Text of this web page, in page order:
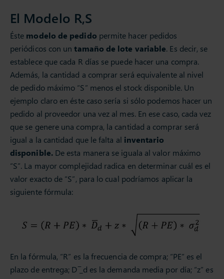
El Modelo R,S
Éste modelo de pedido permite hacer pedidos
periódicos con untamaño de lote variable. Es decir, se
establece que cada R días se puede hacer una compra.
Además, la cantidad a comprar será equivalente al nivel
de pedido máximo “S” menos el stock disponible. Un
ejemplo claro en éste caso sería si sólo podemos hacer un
pedido al proveedor una vez al mes. En ese caso, cada vez
que se genere una compra, la cantidad a comprar será
igual a la cantidad que le falta al inventario
disponible. De esta manera se iguala al valor máximo
“S”. La mayor complejidad radica en determinar cuál es el
valor exacto de “S”, para lo cual podríamos aplicar la
siguiente fórmula:
En la fórmula, “R” es la frecuencia de compra; “PE” es el
plazo de entrega; D ̅_d es la demanda media por día; “z” es